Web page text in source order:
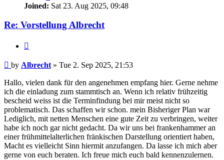
Joined: Sat 23. Aug 2025, 09:48
Re: Vorstellung Albrecht
Post
by Albrecht » Tue 2. Sep 2025, 21:53
Hallo, vielen dank für den angenehmen empfang hier. Gerne nehme
ich die einladung zum stammtisch an. Wenn ich relativ frühzeitig
bescheid weiss ist die Terminfindung bei mir meist nicht so
problematisch. Das schaffen wir schon. mein Bisheriger Plan war
Lediglich, mit netten Menschen eine gute Zeit zu verbringen, weiter
habe ich noch gar nicht gedacht. Da wir uns bei frankenhammer an
einer frühmittelalterlichen fränkischen Darstellung orientiert haben,
Macht es vielleicht Sinn hiermit anzufangen. Da lasse ich mich aber
gerne von euch beraten. Ich freue mich euch bald kennenzulernen.